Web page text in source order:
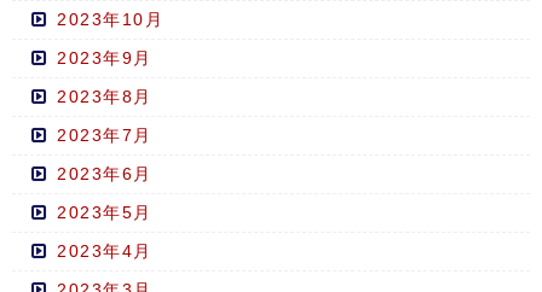
2023年10月
2023年9月
2023年8月
2023年7月
2023年6月
2023年5月
2023年4月